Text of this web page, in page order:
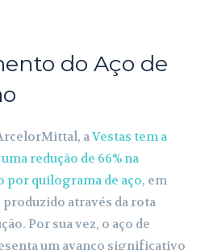
do Aço de
aVestas tem a
redução de 66% na
por quilograma de aço, em
através da rota
Por sua vez, o aço de
um avanço significativo